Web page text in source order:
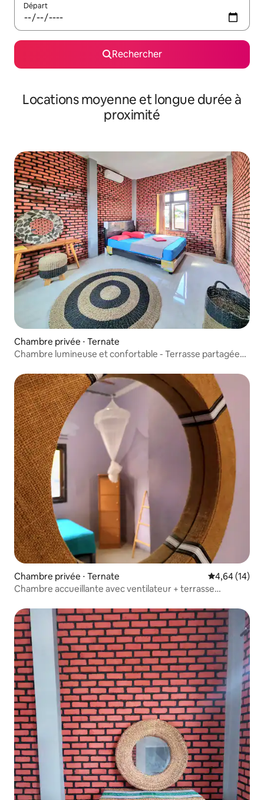
Départ
Rechercher
Locations moyenne et longue durée à
proximité
Chambre privée ⋅ Ternate
Chambre lumineuse et confortable - Terrasse partagée
Chambre privée ⋅ Ternate Évaluation
4,64 (14)
Chambre accueillante avec ventilateur + terrasse